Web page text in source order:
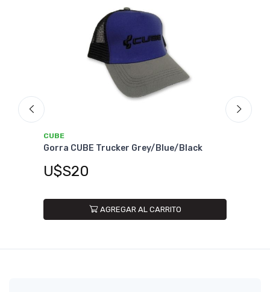
Blue/Black Gorra CUBE Trucker Sky/Grey/Black